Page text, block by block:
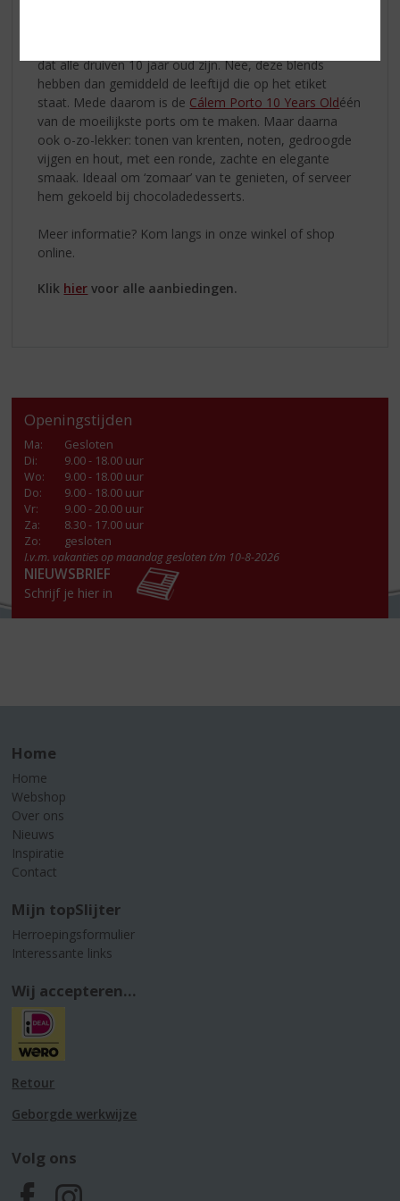
dat alle druiven 10 jaar oud zijn. Nee, deze blends
hebben dan gemiddeld de leeftijd die op het etiket
staat. Mede daarom is de Cálem Porto 10 Years Oldéén
van de moeilijkste ports om te maken. Maar daarna
ook o-zo-lekker: tonen van krenten, noten, gedroogde
vijgen en hout, met een ronde, zachte en elegante
smaak. Ideaal om ‘zomaar’ van te genieten, of serveer
hem gekoeld bij chocoladedesserts.
Meer informatie? Kom langs in onze winkel of shop
online.
Klik hier voor alle aanbiedingen.
Openingstijden
Ma:
Gesloten
Di:
9.00 - 18.00 uur
Wo:
9.00 - 18.00 uur
Do:
9.00 - 18.00 uur
Vr:
9.00 - 20.00 uur
Za:
8.30 - 17.00 uur
Zo:
gesloten
I.v.m. vakanties op maandag gesloten t/m 10-8-2026
NIEUWSBRIEF
Schrijf je hier in
Home
Home
Webshop
Over ons
Nieuws
Inspiratie
Contact
Mijn topSlijter
Herroepingsformulier
Interessante links
Wij accepteren...
Retour
Geborgde werkwijze
Volg ons